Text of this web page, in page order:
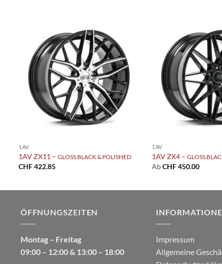
Add to
wishlist
1AV
1AV ZX11 –GLOSS BLACK & POLISHED
CHF422.85
1AV
1AV ZX4 –GLOSS
AbCHF450.00
ÖFFNUNGSZEITEN
Montag – Freitag
09:00 – 12:00 & 13:00 – 18:00
Impressum
Allgemeine